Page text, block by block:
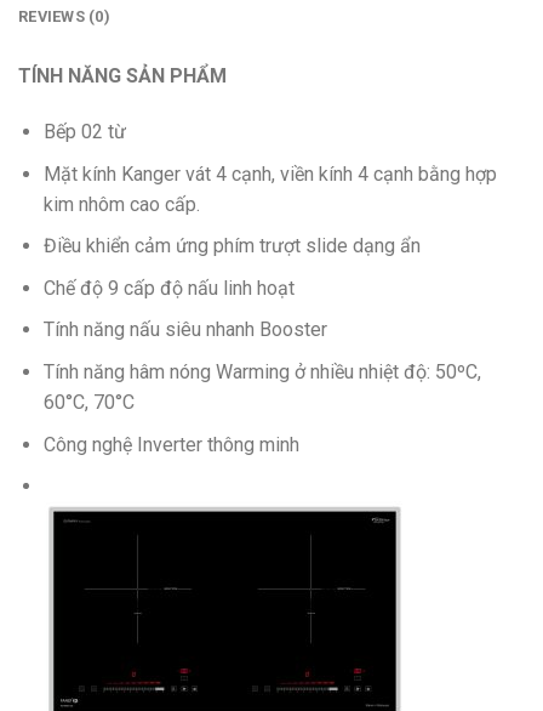
REVIEWS (0)
TÍNH NĂNG SẢN PHẨM
Bếp 02 từ
Mặt kính Kanger vát 4 cạnh, viền kính 4 cạnh bằng hợp
kim nhôm cao cấp.
Điều khiển cảm ứng phím trượt slide dạng ẩn
Chế độ 9 cấp độ nấu linh hoạt
Tính năng nấu siêu nhanh Booster
Tính năng hâm nóng Warming ở nhiều nhiệt độ: 50ºC,
60°C, 70°C
Công nghệ Inverter thông minh